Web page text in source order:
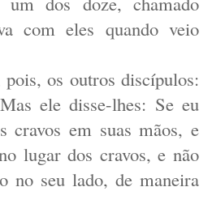
com eles quando veio
os outros discípulos:
ele disse-lhes: Se eu
cravos em suas mãos, e
lugar dos cravos, e não
no seu lado, de maneira